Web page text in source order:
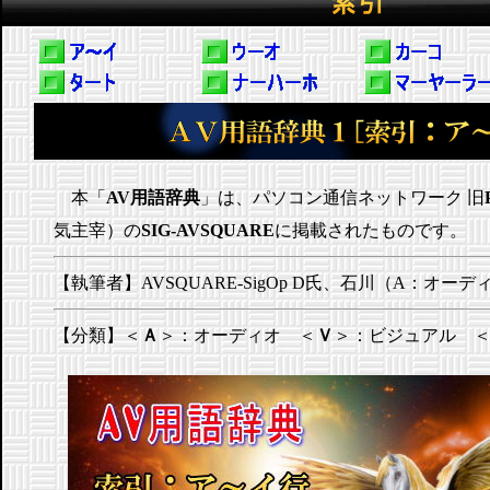
本「AV用語辞典」は、パソコン通信ネットワーク 旧
気主宰）のSIG-AVSQUAREに掲載されたものです。
【執筆者】AVSQUARE-SigOp D氏、石川（A：オーデ
【分類】＜ Ａ ＞：オーディオ ＜ Ｖ＞：ビジュアル ＜